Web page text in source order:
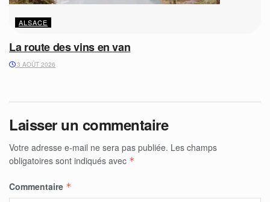
ALSACE
La route des vins en van
3 AOÛT 2026
Laisser un commentaire
Votre adresse e-mail ne sera pas publiée. Les champs
obligatoires sont indiqués avec *
Commentaire *